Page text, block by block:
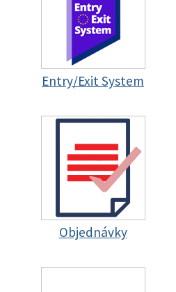
Entry/Exit System
Objednávky